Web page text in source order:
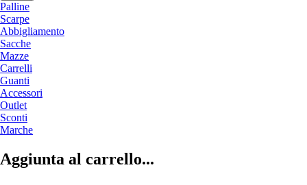
Palline
Scarpe
Abbigliamento
Sacche
Mazze
Carrelli
Guanti
Accessori
Outlet
Sconti
Marche
Aggiunta al carrello...